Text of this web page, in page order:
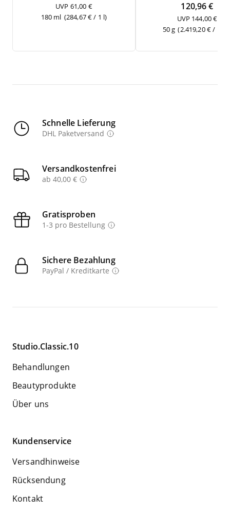
UVP 61,00 €
180 ml (284,67 € / 1 l)
120,96 €
UVP 144,00 €
50 g (2.419,20 € / 1
Schnelle Lieferung
DHL Paketversand
Versandkostenfrei
ab 40,00 €
Gratisproben
1-3 pro Bestellung
Sichere Bezahlung
PayPal / Kreditkarte
Studio.Classic.10
Behandlungen
Beautyprodukte
Über uns
Kundenservice
Versandhinweise
Rücksendung
Kontakt